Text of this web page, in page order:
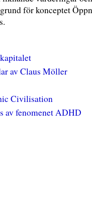
för konceptet
av Claus Möller
Civilisation
av fenomenet ADHD